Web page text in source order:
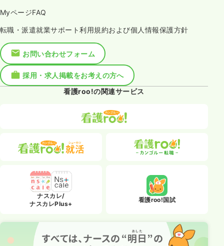
MyページFAQ
転職・派遣就業サポート利用規約および個人情報保護方針
お問い合わせフォーム
採用・求人掲載をお考えの方へ
看護roo!の関連サービス
ナスカレ/
ナスカレPlus+
看護roo!国試